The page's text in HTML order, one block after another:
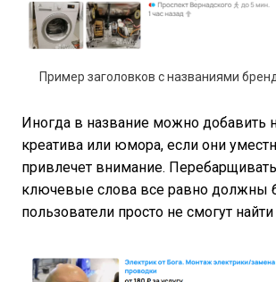
Пример заголовков с названиями
Иногда в название можно добавить
креатива или юмора, если они
привлечет внимание. Перебарщивать
ключевые слова все равно должны
пользователи просто не смогут